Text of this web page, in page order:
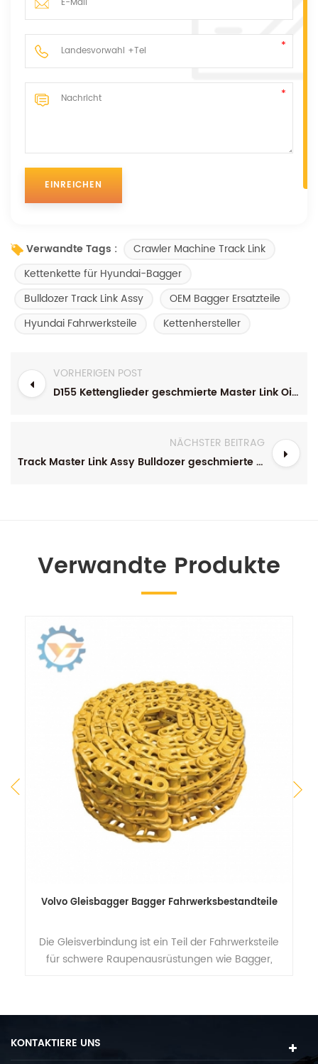
Verwandte Tags :
Crawler Machine Track Link
Kettenkette für Hyundai-Bagger
Bulldozer Track Link Assy
OEM Bagger Ersatzteile
Hyundai Fahrwerksteile
Kettenhersteller
VORHERIGEN POST
D155 Kettenglieder geschmierte Master Link Oil Kettenkette
NÄCHSTER BEITRAG
Track Master Link Assy Bulldozer geschmierte Track Link
Verwandte Produkte
Volvo Gleisbagger Bagger Fahrwerksbestandteile
Die Gleisverbindung ist ein Teil der Fahrwerksteile
für schwere Raupenausrüstungen wie Bagger,
KONTAKTIERE UNS